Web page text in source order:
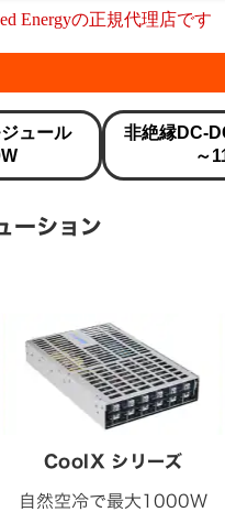
Energyの正規代理店です
ュール
非絶縁DC-
～
ーション
CoolX シリーズ
自然空冷で最大1000W